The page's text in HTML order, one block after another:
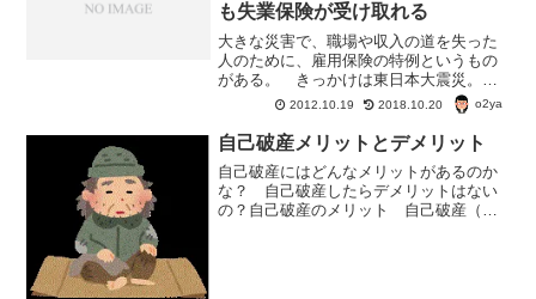
も失業保険が受け取れる
大きな災害で、職場や収入の道を失った
人のために、雇用保険の特例というもの
がある。 きっかけは東日本大震災。
早々対象になることはないかもしれない
が、大きな災害で仕事を失って収入が途
絶えた場合、こんな雇用保険の特例もあ
るということでご紹介。
2012.10.19 2018.10.20 o2ya
自己破産メリットとデメリット
自己破産にはどんなメリットがあるのか
な？ 自己破産したらデメリットはない
の？自己破産のメリット 自己破産（裁